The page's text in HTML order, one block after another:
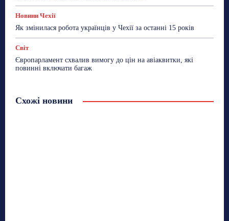
Новини Чехії
Як змінилася робота українців у Чехії за останні 15 років
Світ
Європарламент схвалив вимогу до цін на авіаквитки, які
повинні включати багаж
Схожі новини